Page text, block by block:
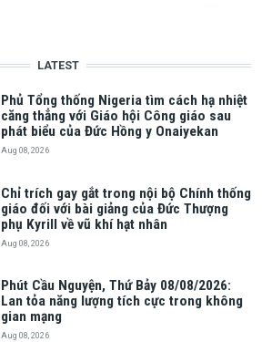
LATEST
Phủ Tổng thống Nigeria tìm cách hạ nhiệt
căng thẳng với Giáo hội Công giáo sau
phát biểu của Đức Hồng y Onaiyekan
Aug 08, 2026
Chỉ trích gay gắt trong nội bộ Chính thống
giáo đối với bài giảng của Đức Thượng
phụ Kyrill về vũ khí hạt nhân
Aug 08, 2026
Phút Cầu Nguyện, Thứ Bảy 08/08/2026:
Lan tỏa năng lượng tích cực trong không
gian mạng
Aug 08, 2026